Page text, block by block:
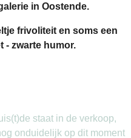
in Oostende.
frivoliteit en soms een
- zwarte humor.
staat in de verkoop,
onduidelijk op dit moment